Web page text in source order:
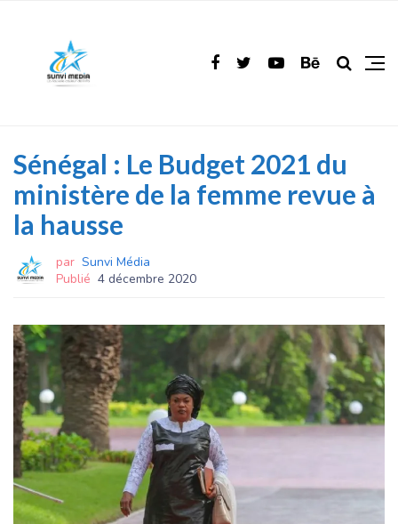
Sénégal : Le Budget 2021 du
ministère de la femme revue à
la hausse
par Sunvi Média
Publié 4 décembre 2020